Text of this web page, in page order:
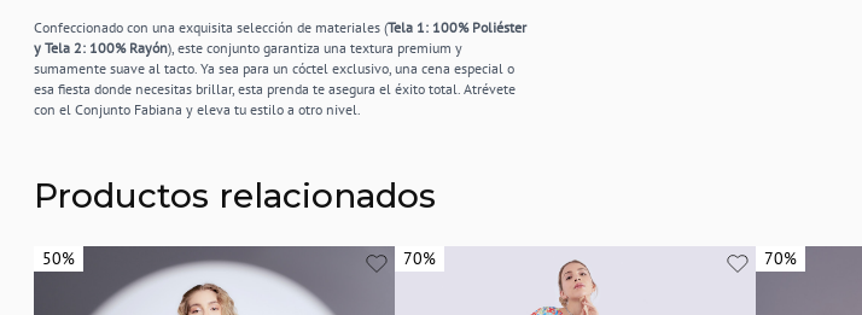
Confeccionado con una exquisita selección de materiales (Tela 1: 100% Poliéster
y Tela 2: 100% Rayón), este conjunto garantiza una textura premium y
sumamente suave al tacto. Ya sea para un cóctel exclusivo, una cena especial o
esa fiesta donde necesitas brillar, esta prenda te asegura el éxito total. Atrévete
con el Conjunto Fabiana y eleva tu estilo a otro nivel.
Productos relacionados
50%
50% 70%
70% 70%
70%